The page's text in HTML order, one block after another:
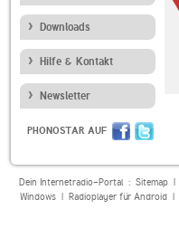
Downloads
Hilfe & Kontakt
Newsletter
PHONOSTAR AUF
ARD Radiofestival:
Jazz
Dein Internetradio-Portal : Sitemap|
Windows| Radioplayer für Android|